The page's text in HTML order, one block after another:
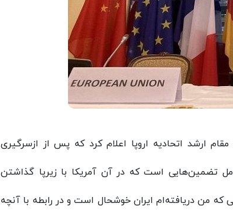
ارشد اتحادیه اروپا اعلام کرد که پس از ازسرگیری
تضمین‌هایی است که در آن آمریکا با زیرپا گذاشتن
من دریافته‌ام ایران خوشحال است و در رابطه با آنچه